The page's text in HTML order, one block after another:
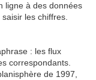
ligne à des données
les chiffres.
: les flux
correspondants.
de 1997,